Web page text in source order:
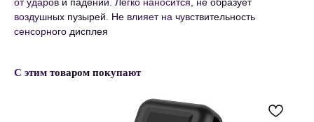
от ударов и падений. Легко наносится, не образует
воздушных пузырей. Не влияет на чувствительность
сенсорного дисплея
С этим товаром покупают